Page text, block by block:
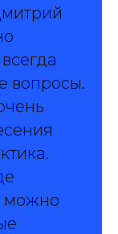
вопросы.
можно